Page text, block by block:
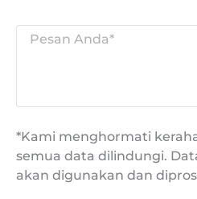
*Kami menghormati
semua data dilindungi.
akan digunakan dan